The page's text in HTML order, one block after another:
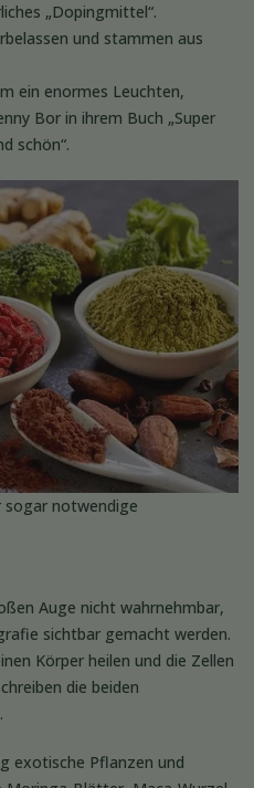
„Dopingmittel“.
und stammen aus
ein enormes Leuchten,
Bor in ihrem Buch „Super
schön“.
sogar notwendige
Auge nicht wahrnehmbar,
sichtbar gemacht werden.
Körper heilen und die Zellen
die beiden
exotische Pflanzen und